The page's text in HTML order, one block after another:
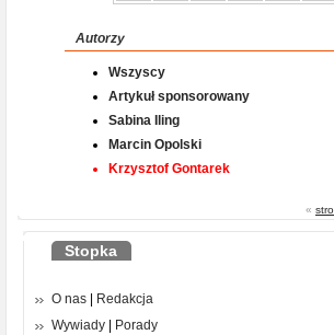
Autorzy
Wszyscy
Artykuł sponsorowany
Sabina Iling
Marcin Opolski
Krzysztof Gontarek
«
Stopka
O nas
Redakcja
Wywiady
Porady